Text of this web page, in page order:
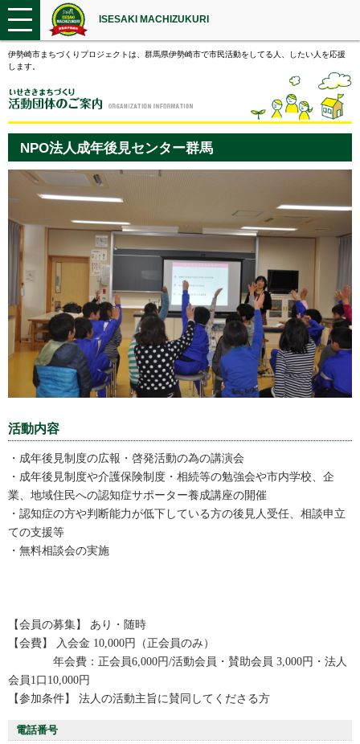
ISESAKI MACHIZUKURI
伊勢崎市まちづくりプロジェクトは、群馬県伊勢崎市で市民活動をしてる人、したい人を応援
します。
NPO法人成年後見センター群馬
活動内容
・成年後見制度の広報・啓発活動の為の講演会
・成年後見制度や介護保険制度・相続等の勉強会や市内学校、企
業、地域住民への認知症サポーター養成講座の開催
・認知症の方や判断能力が低下している方の後見人受任、相談申立
ての支援等
・無料相談会の実施
【会員の募集】 あり・随時
【会費】 入会金 10,000円（正会員のみ）
年会費：正会員6,000円/活動会員・賛助会員 3,000円・法人
会員1口10,000円
【参加条件】 法人の活動主旨に賛同してくださる方
電話番号